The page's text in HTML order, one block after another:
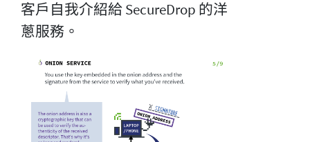
客戶自我介紹給 SecureDrop 的洋
蔥服務。